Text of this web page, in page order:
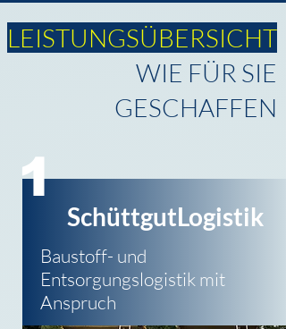
LEISTUNGSÜBERSICHT
WIE FÜR SIE
GESCHAFFEN
SchüttgutLogistik
Baustoff- und
Entsorgungslogistik mit
Anspruch
1